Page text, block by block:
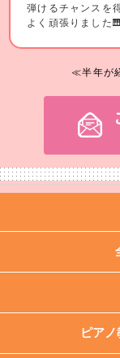
弾けるチャンスを
よく頑張りました
≪半年が
ピア